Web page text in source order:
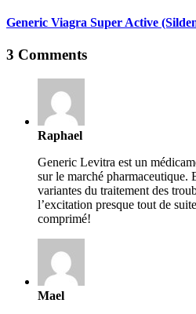
Generic Viagra Super Active
3 Comments
Raphael
Generic Levitra est un
sur le marché pharmaceutique.
variantes du traitement des
l’excitation presque tout de
comprimé!
Mael